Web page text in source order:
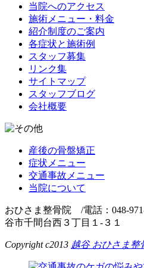
当院へのアクセス
施術メニュー・料金
紹介制度のご案内
各症状と施術例
スタッフ募集
リンク集
サイトマップ
スタッフブログ
会社概要
産後の骨盤矯正
症状メニュー
交通事故メニュー
当院について
おひさま整骨院 /電話：048-
谷市千間台西３丁目１-３１
Copyright c2013 越谷 おひさま整